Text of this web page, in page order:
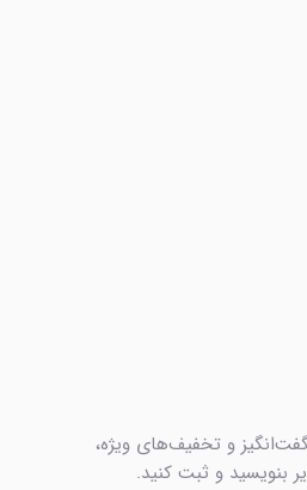
و تخفیف‌های ویژه،
بنویسید و ثبت کنید.